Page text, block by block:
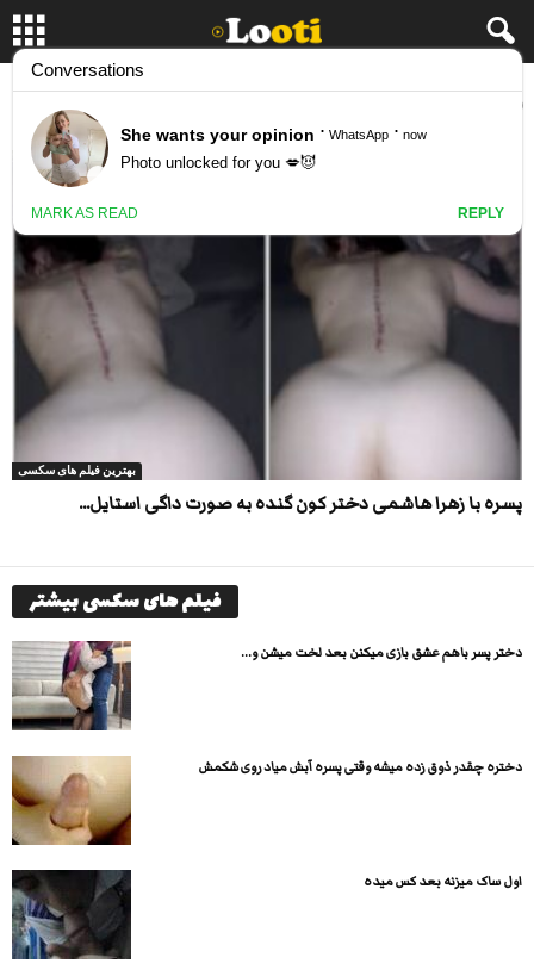
برچسب: کلیپ ها ی سکسی
بهترین فیلم های سکسی
پسره با زهرا هاشمی دختر کون گنده به صورت داگی استایل...
فیلم های سکسی بیشتر
دختر پسر باهم عشق بازی میکنن بعد لخت میشن و...
دختره چقدر ذوق زده میشه وقتی پسره آبش میاد روی شکمش
اول ساک میزنه بعد کس میده